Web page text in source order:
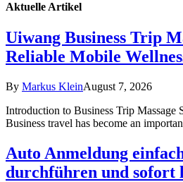
Aktuelle Artikel
Uiwang Business Trip
Reliable Mobile
By Markus KleinAugust 7, 2026
Introduction to Business Trip Massage
Business travel has become an
Auto Anmeldung
durchführen und sofort